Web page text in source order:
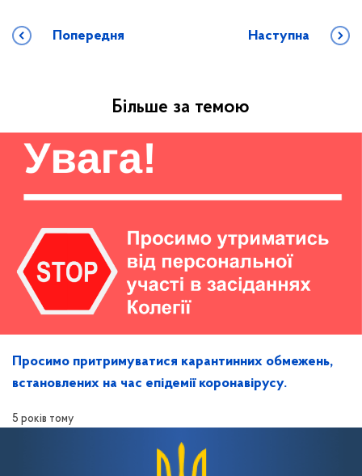
Попередня Наступна
Більше за темою
Просимо притримуватися карантинних обмежень,
встановлених на час епідемії коронавірусу.
5 років тому